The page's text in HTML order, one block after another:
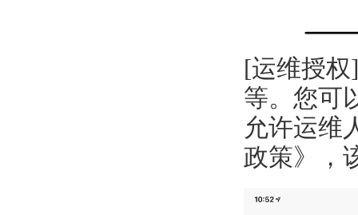
[运维授权
等。您可
允许运维
政策》，